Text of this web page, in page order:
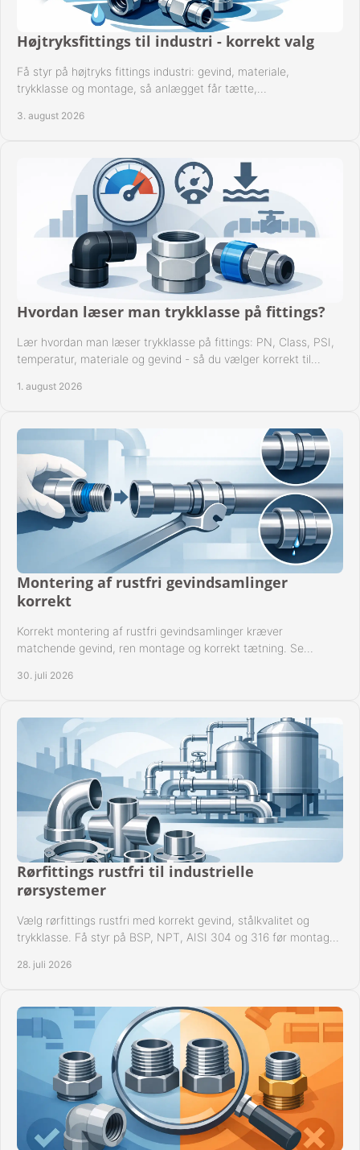
Højtryksfittings til industri - korrekt valg
Få styr på højtryks fittings industri: gevind, materiale,
trykklasse og montage, så anlægget får tætte,
3. august 2026
Hvordan læser man trykklasse på fittings?
Lær hvordan man læser trykklasse på fittings: PN, Class, PSI,
temperatur, materiale og gevind - så du vælger korrekt til
1. august 2026
Montering af rustfri gevindsamlinger
korrekt
Korrekt montering af rustfri gevindsamlinger kræver
matchende gevind, ren montage og korrekt tætning. Se
30. juli 2026
Rørfittings rustfri til industrielle
rørsystemer
Vælg rørfittings rustfri med korrekt gevind, stålkvalitet og
trykklasse. Få styr på BSP, NPT, AISI 304 og 316 før montage
28. juli 2026